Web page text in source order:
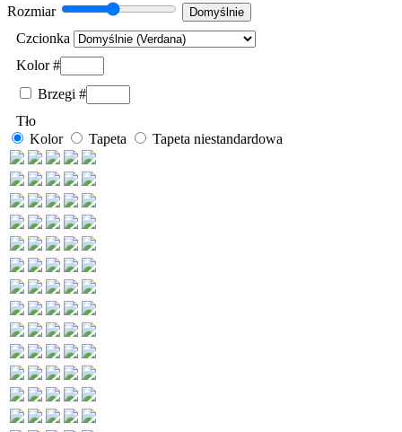
Rozmiar
Czcionka
Kolor #
Brzegi #
Tło
Kolor
Tapeta Tapeta niestandardowa